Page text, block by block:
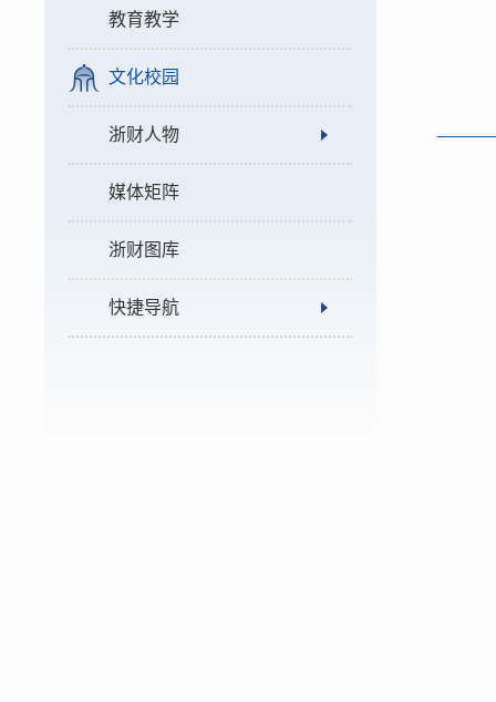
教育教学
文化校园
浙财人物
媒体矩阵
浙财图库
快捷导航